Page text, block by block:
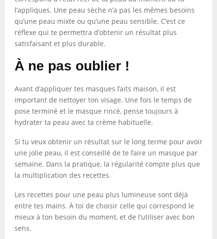
l’appliques. Une peau sèche n’a pas les mêmes besoins
qu’une peau mixte ou qu’une peau sensible. C’est ce
réflexe qui te permettra d’obtenir un résultat plus
satisfaisant et plus durable.
À ne pas oublier !
Avant d’appliquer tes masques faits maison, il est
important de nettoyer ton visage. Une fois le temps de
pose terminé et le masque rincé, pense toujours à
hydrater ta peau avec ta crème habituelle.
Si tu veux obtenir un résultat sur le long terme pour avoir
une jolie peau, il est conseillé de te faire un masque par
semaine. Dans la pratique, la régularité compte plus que
la multiplication des recettes.
Les recettes pour une peau plus lumineuse sont déjà
entre tes mains. À toi de choisir celle qui correspond le
mieux à ton besoin du moment, et de l’utiliser avec bon
sens.